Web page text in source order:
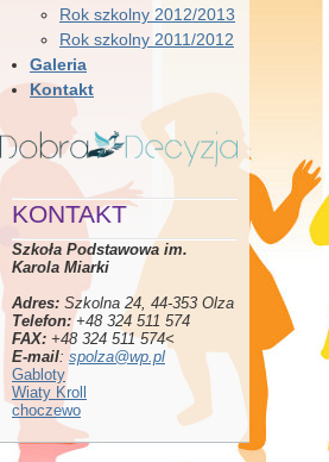
Rok szkolny 2012/2013
Rok szkolny 2011/2012
Galeria
Kontakt
KONTAKT
Szkoła Podstawowa im.
Karola Miarki
Adres: Szkolna 24, 44-353 Olza
Telefon:+48 324 511 574
FAX: +48 324 511 574<
E-mail: spolza@wp.pl
Gabloty
Wiaty Kroll
choczewo